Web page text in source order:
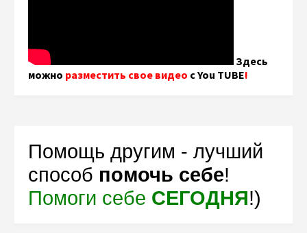
Здесь
можно разместить свое видео с You TUBE!
Помощь другим - лучший
способ помочь себе!
Помоги себе СЕГОДНЯ!)